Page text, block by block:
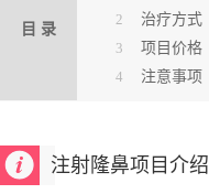
目 录
2
治疗方式
3
项目价格
4
注意事项
注射隆鼻项目介绍